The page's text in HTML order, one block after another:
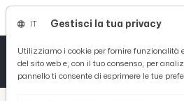
Gestisci la tua privacy
Utilizziamo i cookie per fornire funzionalità
del sito web e, con il tuo consenso, per
pannello ti consente di esprimere le tue
Tutto News
Tutto Sport
Tutto Curiosità